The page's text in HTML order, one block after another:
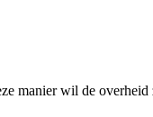
manier wil de